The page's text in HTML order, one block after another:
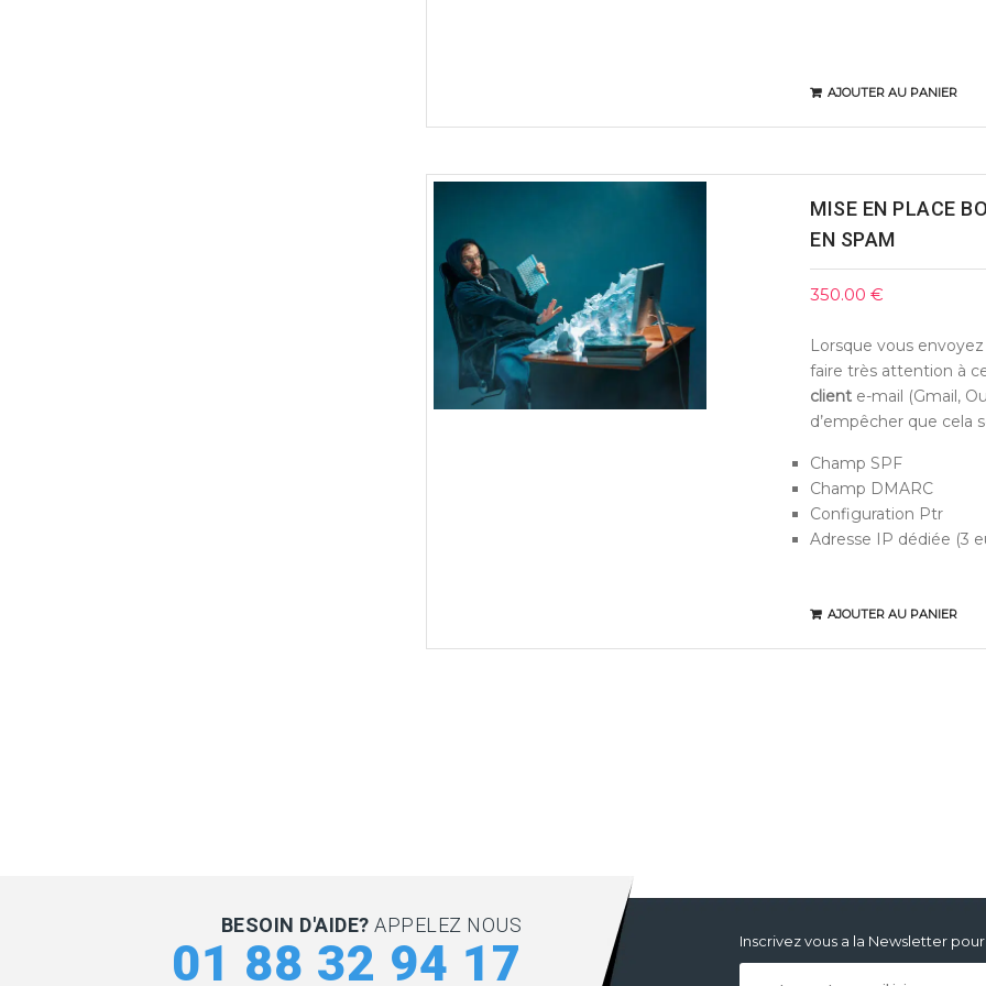
AJOUTER AU PANIER
MISE EN PLACE
EN SPAM
350.00€
Lorsque vous
faire très attention à
client e-mail (Gmail,
d’empêcher que cela
Champ SPF
Champ DMARC
Configuration Ptr
Adresse IP dédiée (3
AJOUTER AU PANIER
BESOIN D'AIDE? APPELEZ NOUS
01 88 32 94 17 Inscrivez vous a la Newsletter